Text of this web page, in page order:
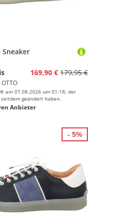
Sneaker
169,90 € 179,95 €
OTTO
am 07.08.2026 um 01:18; der
geändert haben.
Anbieter
- 5%